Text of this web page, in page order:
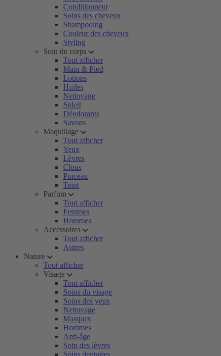
Conditionneur
Soins des cheveux
Shampooing
Couleur des cheveux
Styling
Soin du corps
Tout afficher
Main & Pied
Lotions
Huiles
Nettoyage
Soleil
Déodorants
Savons
Maquillage
Tout afficher
Yeux
Lèvres
Clous
Pinceau
Teint
Parfum
Tout afficher
Femmes
Hommes
Accessoires
Tout afficher
Autres
Nature
Tout afficher
Visage
Tout afficher
Soins du visage
Soins des yeux
Nettoyage
Masques
Hommes
Anti-âge
Soin des lèvres
Soins dentaires